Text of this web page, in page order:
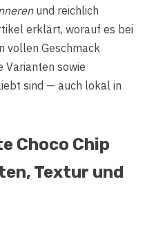
und reichlich
erklärt, worauf es bei
vollen Geschmack
Varianten sowie
sind — auch lokal in
Choco Chip
Textur und